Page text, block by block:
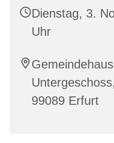
Dienstag, 3.
Uhr
99089 Erfurt